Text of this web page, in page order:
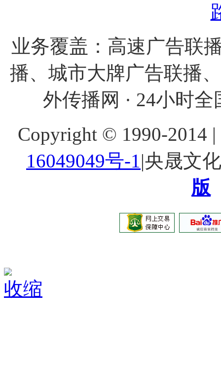
业务覆盖：高速广告联
播、城市大牌广告联播
外传播网 · 24小时
Copyright © 1990-2014
16049049号-1|央晟文
版
收缩